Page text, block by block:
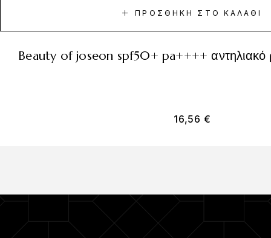
ΠΡΟΣΘΉΚΗ ΣΤΟ ΚΑΛΆΘΙ
beauty of joseon spf50+ pa++++ αντηλιακό
16,56 €